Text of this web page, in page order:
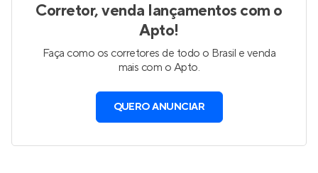
Corretor, venda lançamentos com o
Apto!
Faça como os corretores de todo o Brasil e venda
mais com o Apto.
QUERO ANUNCIAR